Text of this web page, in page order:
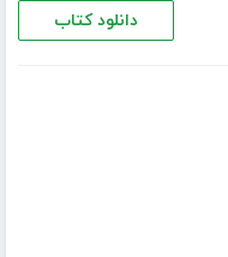
دانلود کتاب